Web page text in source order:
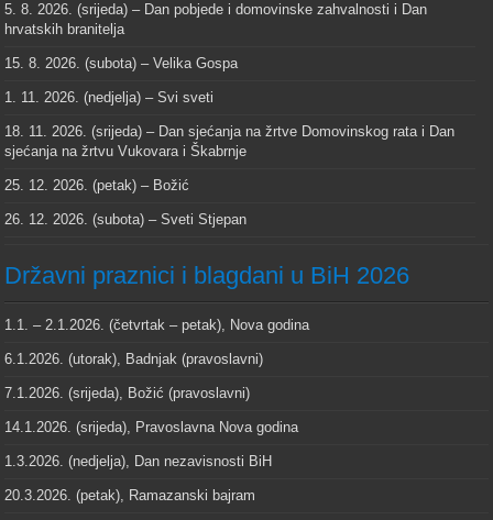
5. 8. 2026. (srijeda) – Dan pobjede i domovinske zahvalnosti i Dan
hrvatskih branitelja
15. 8. 2026. (subota) – Velika Gospa
1. 11. 2026. (nedjelja) – Svi sveti
18. 11. 2026. (srijeda) – Dan sjećanja na žrtve Domovinskog rata i Dan
sjećanja na žrtvu Vukovara i Škabrnje
25. 12. 2026. (petak) – Božić
26. 12. 2026. (subota) – Sveti Stjepan
Državni praznici i blagdani u BiH 2026
1.1. – 2.1.2026. (četvrtak – petak), Nova godina
6.1.2026. (utorak), Badnjak (pravoslavni)
7.1.2026. (srijeda), Božić (pravoslavni)
14.1.2026. (srijeda), Pravoslavna Nova godina
1.3.2026. (nedjelja), Dan nezavisnosti BiH
20.3.2026. (petak), Ramazanski bajram